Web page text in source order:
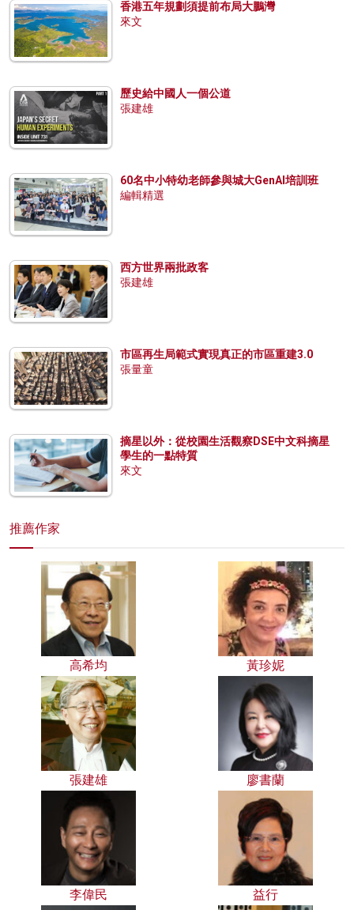
香港五年規劃須提前布局大鵬灣
來文
歷史給中國人一個公道
張建雄
60名中小特幼老師參與城大GenAI培訓班
編輯精選
西方世界兩批政客
張建雄
市區再生局範式實現真正的市區重建3.0
張量童
摘星以外：從校園生活觀察DSE中文科摘星
學生的一點特質
來文
推薦作家
高希均 黃珍妮
張建雄 廖書蘭
李偉民 益行